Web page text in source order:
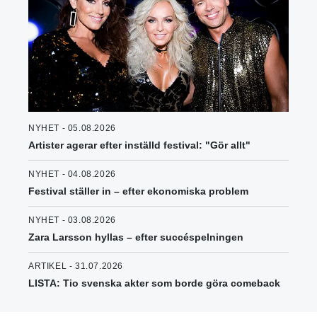
NYHET - 05.08.2026
Artister agerar efter inställd festival: "Gör allt"
NYHET - 04.08.2026
Festival ställer in – efter ekonomiska problem
NYHET - 03.08.2026
Zara Larsson hyllas – efter succéspelningen
ARTIKEL - 31.07.2026
LISTA: Tio svenska akter som borde göra comeback